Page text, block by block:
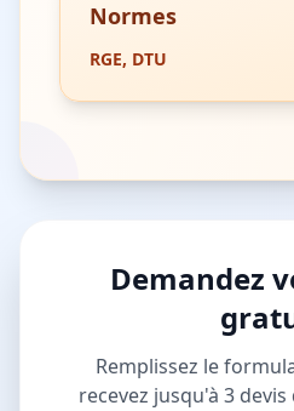
Normes
RGE, DTU
Demandez
Remplissez le
recevez jusqu'à 3